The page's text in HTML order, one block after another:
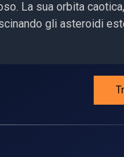
La sua orbita
gli asteroidi